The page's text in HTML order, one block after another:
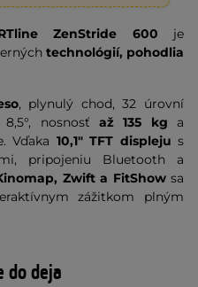
ZenStride 600 je
technológií, pohodlia
, plynulý chod, 32 úrovní
8,5°, nosnosť až 135 kg a
Vďaka 10,1" TFT displeju s
pripojeniu Bluetooth a
Zwift a FitShowsa
zážitkom plným
do deja